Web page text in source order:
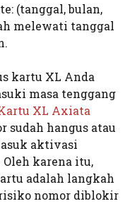
(tanggal, bulan,
melewati tanggal
kartu XL Anda
masa tenggang
XL Axiata
sudah hangus atau
aktivasi
karena itu,
adalah langkah
nomor diblokir